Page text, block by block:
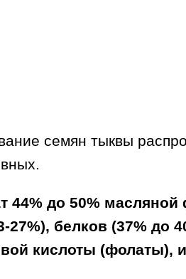
семян тыквы
44% до 50%
27%), белков (37% до
кислоты (фолаты),